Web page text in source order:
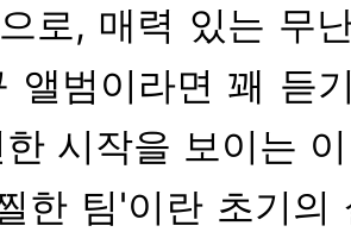
로, 매력 있는 무
범이라면 꽤 듣
시작을 보이는
한 팀'이란 초기